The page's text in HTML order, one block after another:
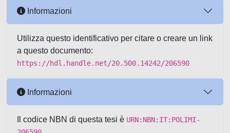
Informazioni
Utilizza questo identificativo per citare o creare un link
a questo documento:
https://hdl.handle.net/20.500.14242/206590
Informazioni
Il codice NBN di questa tesi è URN:NBN:IT:POLIMI-